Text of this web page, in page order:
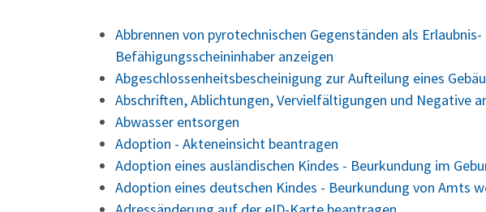
Abbrennen von pyrotechnischen Gegenständen als
Befähigungsscheininhaber anzeigen
Abgeschlossenheitsbescheinigung zur Aufteilung eines
Abschriften, Ablichtungen, Vervielfältigungen und Negative
Abwasser entsorgen
Adoption - Akteneinsicht beantragen
Adoption eines ausländischen Kindes - Beurkundung im
Adoption eines deutschen Kindes - Beurkundung von Amts